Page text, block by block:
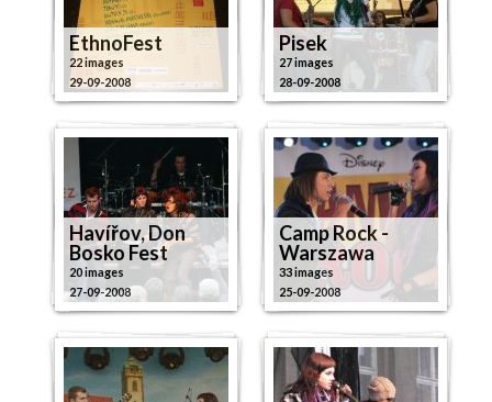
EthnoFest
22 images
29-09-2008
Pisek
27 images
28-09-2008
Havířov, Don
Bosko Fest
20 images
27-09-2008
Camp Rock -
Warszawa
33 images
25-09-2008